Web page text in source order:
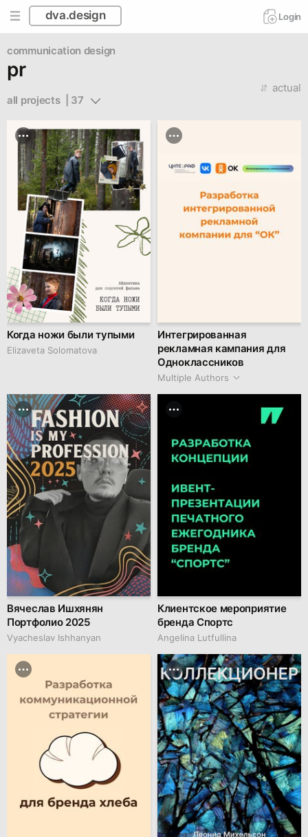
dva.design Login
communication design
pr
all projects  | 37
actual
Когда ножи были тупыми
Elizaveta Solomatova
Интегрированная
рекламная кампания для
Одноклассников
Multiple Authors
Вячеслав Ишхянян
Портфолио 2025
Vyacheslav Ishhanyan
Клиентское мероприятие
бренда Спортс
Angelina Lutfullina